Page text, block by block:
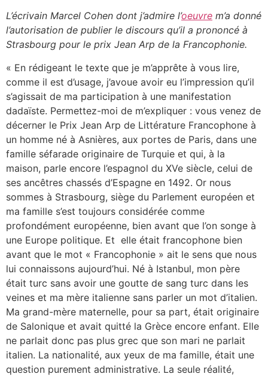
L’écrivain Marcel Cohen dont j’admire l’oeuvre m’a donné
l’autorisation de publier le discours qu’il a prononcé à
Strasbourg pour le prix Jean Arp de la Francophonie.
« En rédigeant le texte que je m’apprête à vous lire,
comme il est d’usage, j’avoue avoir eu l’impression qu’il
s’agissait de ma participation à une manifestation
dadaïste. Permettez-moi de m’expliquer : vous venez de
décerner le Prix Jean Arp de Littérature Francophone à
un homme né à Asnières, aux portes de Paris, dans une
famille séfarade originaire de Turquie et qui, à la
maison, parle encore l’espagnol du XVe siècle, celui de
ses ancêtres chassés d’Espagne en 1492. Or nous
sommes à Strasbourg, siège du Parlement européen et
ma famille s’est toujours considérée comme
profondément européenne, bien avant que l’on songe à
une Europe politique. Et elle était francophone bien
avant que le mot « Francophonie » ait le sens que nous
lui connaissons aujourd’hui. Né à Istanbul, mon père
était turc sans avoir une goutte de sang turc dans les
veines et ma mère italienne sans parler un mot d’italien.
Ma grand-mère maternelle, pour sa part, était originaire
de Salonique et avait quitté la Grèce encore enfant. Elle
ne parlait donc pas plus grec que son mari ne parlait
italien. La nationalité, aux yeux de ma famille, était une
question purement administrative. La seule réalité,